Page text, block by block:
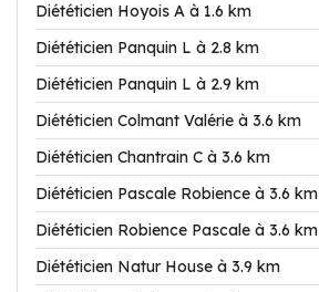
Diététicien Hoyois A à 1.6 km
Diététicien Panquin L à 2.8 km
Diététicien Panquin L à 2.9 km
Diététicien Colmant Valérie à 3.6 km
Diététicien Chantrain C à 3.6 km
Diététicien Pascale Robience à 3.6 km
Diététicien Robience Pascale à 3.6 km
Diététicien Natur House à 3.9 km